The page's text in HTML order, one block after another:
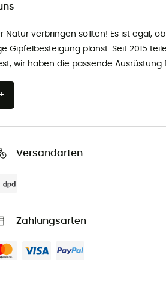
verbringen sollten! Es ist egal,
Gipfelbesteigung planst. Seit 2015
wir haben die passende Ausrüstung
Versandarten
Zahlungsarten